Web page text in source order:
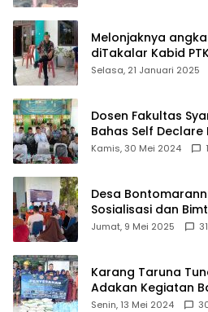
Melonjaknya
diTakalar Kabid
angkat bicara
Selasa, 21 Januari 2025
Dosen Fakultas
Bahas Self
Ijtima Ulama MUI
Kamis, 30 Mei 2024
Desa
Sosialisasi dan
ID
Jumat, 9 Mei 2025 31
Karang Taruna
Adakan Kegiatan
Dhuafa dan Anak
Senin, 13 Mei 2024